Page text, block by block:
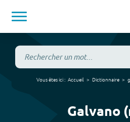
Vous êtes ici : Accueil Dictionnaire
Galvano